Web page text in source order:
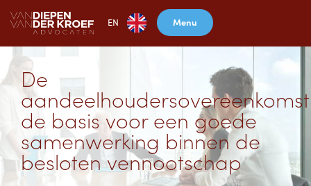
EN Menu
De
de basis voor een goede
samenwerking binnen de
besloten vennootschap